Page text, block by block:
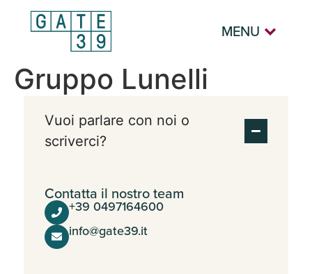
MENU
Gruppo Lunelli
Vuoi parlare con noi o
scriverci?
Contatta il nostro team
+39 0497164600
info@gate39.it